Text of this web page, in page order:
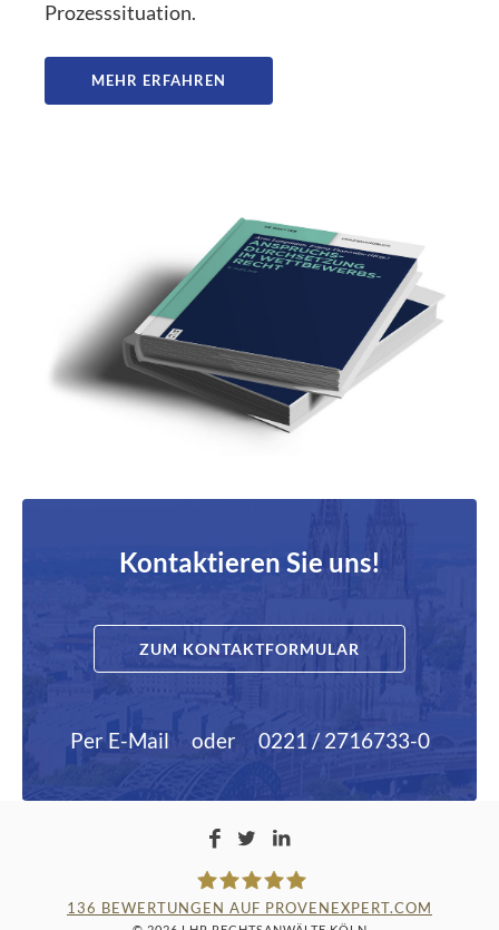
Prozesssituation.
MEHR ERFAHREN
Kontaktieren Sie uns!
ZUM KONTAKTFORMULAR
Per E-Mail oder 0221 / 2716733-0
136 BEWERTUNGEN AUF PROVENEXPERT.COM